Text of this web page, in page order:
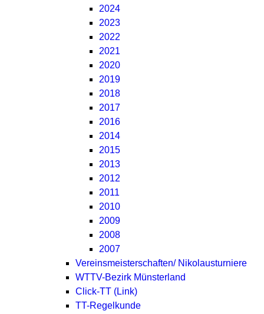
2024
2023
2022
2021
2020
2019
2018
2017
2016
2014
2015
2013
2012
2011
2010
2009
2008
2007
Vereinsmeisterschaften/ Nikolausturniere
WTTV-Bezirk Münsterland
Click-TT (Link)
TT-Regelkunde